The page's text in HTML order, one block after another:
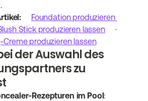
Foundation produzieren
Stick produzieren lassen
·
produzieren lassen
der Auswahl des
zu
Rezepturen im Pool: